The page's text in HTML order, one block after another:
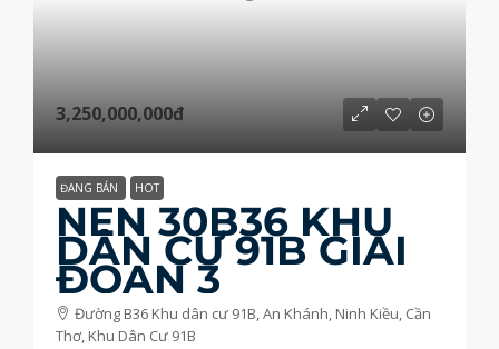
3,250,000,000đ
ĐANG BÁN HOT
NỀN 30B36 KHU
DÂN CƯ 91B GIAI
ĐOẠN 3
Đường B36 Khu dân cư 91B, An Khánh, Ninh Kiều, Cần
Thơ, Khu Dân Cư 91B